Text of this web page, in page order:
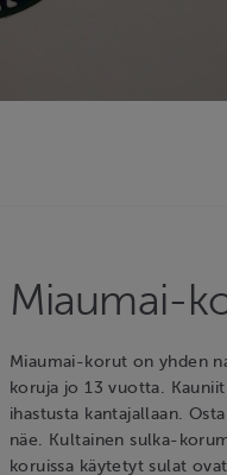
Miaumai-
Miaumai-korut on yhden
koruja jo 13 vuotta.
ihastusta kantajallaan.
näe. Kultainen sulka-
koruissa käytetyt sulat